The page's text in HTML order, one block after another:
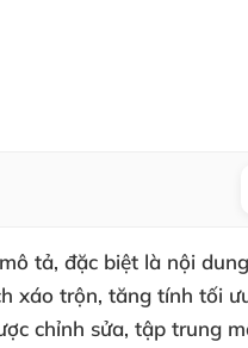
tả, đặc biệt là nội
xáo trộn, tăng tính tối
chỉnh sửa, tập trung